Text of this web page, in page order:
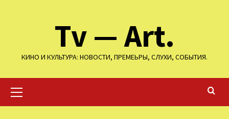
Tv — Art.
КИНО И КУЛЬТУРА: НОВОСТИ, ПРЕМЕЬРЫ, СЛУХИ, СОБЫТИЯ.
меню